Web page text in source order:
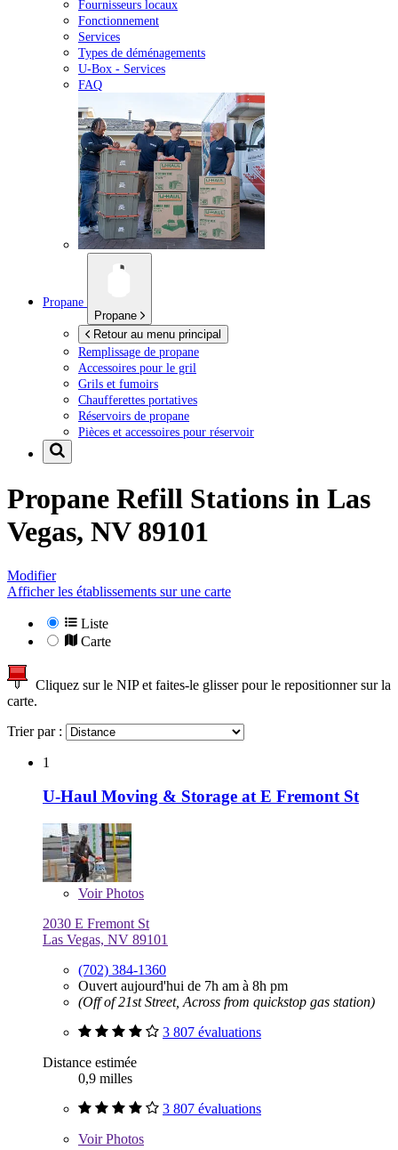
Fournisseurs locaux
Fonctionnement
Services
Types de déménagements
U-Box - Services
FAQ
Propane
Propane
Retour au menu principal
Remplissage de propane
Accessoires pour le gril
Grils et fumoirs
Chaufferettes portatives
Réservoirs de propane
Pièces et accessoires pour réservoir
Propane Refill Stations in Las
Vegas, NV 89101
Modifier
Afficher les établissements sur une carte
Liste
Carte
Cliquez sur le NIP et faites-le glisser pour le repositionner sur la
carte.
Trier par :
1
U-Haul Moving & Storage at E Fremont St
VoirPhotos
2030 E Fremont St
Las Vegas, NV 89101
(702) 384-1360
Ouvert aujourd'hui de 7h am à 8h pm
(Off of 21st Street, Across from quickstop gas station)
3 807 évaluations
Distance estimée
0,9 milles
3 807 évaluations
VoirPhotos